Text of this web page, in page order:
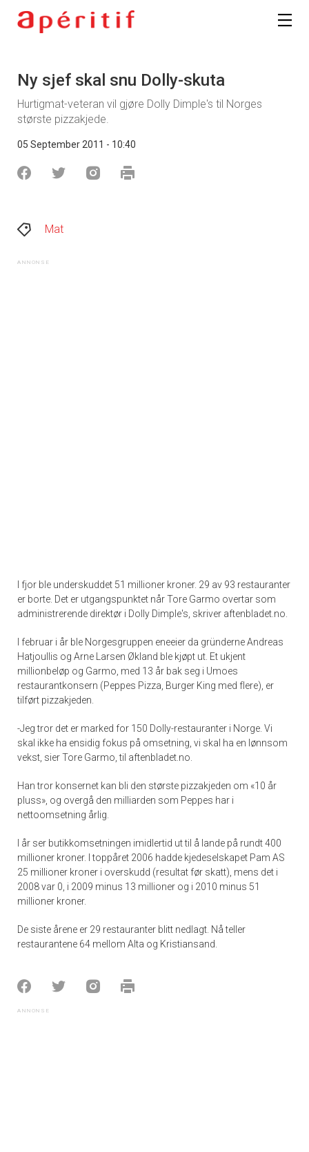
Ny sjef skal snu Dolly-skuta
Hurtigmat-veteran vil gjøre Dolly Dimple's til Norges
største pizzakjede.
05 September 2011 - 10:40
Mat
I fjor ble underskuddet 51 millioner kroner. 29 av 93 restauranter
er borte. Det er utgangspunktet når Tore Garmo overtar som
administrerende direktør i Dolly Dimple's, skriver aftenbladet.no.
I februar i år ble Norgesgruppen eneeier da gründerne Andreas
Hatjoullis og Arne Larsen Økland ble kjøpt ut. Et ukjent
millionbeløp og Garmo, med 13 år bak seg i Umoes
restaurantkonsern (Peppes Pizza, Burger King med flere), er
tilført pizzakjeden.
-Jeg tror det er marked for 150 Dolly-restauranter i Norge. Vi
skal ikke ha ensidig fokus på omsetning, vi skal ha en lønnsom
vekst, sier Tore Garmo, til aftenbladet.no.
Han tror konsernet kan bli den største pizzakjeden om «10 år
pluss», og overgå den milliarden som Peppes har i
nettoomsetning årlig.
I år ser butikkomsetningen imidlertid ut til å lande på rundt 400
millioner kroner. I toppåret 2006 hadde kjedeselskapet Pam AS
25 millioner kroner i overskudd (resultat før skatt), mens det i
2008 var 0, i 2009 minus 13 millioner og i 2010 minus 51
millioner kroner.
De siste årene er 29 restauranter blitt nedlagt. Nå teller
restaurantene 64 mellom Alta og Kristiansand.